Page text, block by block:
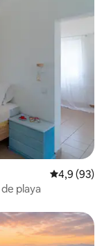
Calificación
4,9 (93)
playa